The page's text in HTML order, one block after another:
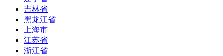
吉林省
黑龙江省
上海市
江苏省
浙江省